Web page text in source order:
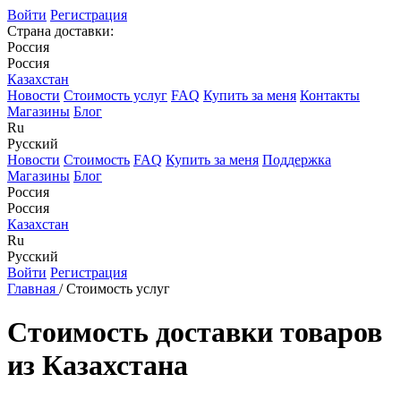
Войти Регистрация
Страна доставки:
Россия
Россия
Казахстан
Новости Стоимость услуг FAQ Купить за меня Контакты
Магазины Блог
Ru
Русский
Новости Стоимость FAQ Купить за меня Поддержка
Магазины Блог
Россия
Россия
Казахстан
Ru
Русский
Войти Регистрация
Главная /Стоимость услуг
Стоимость доставки товаров
из Казахстана